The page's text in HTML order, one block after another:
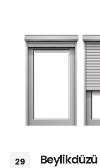
29